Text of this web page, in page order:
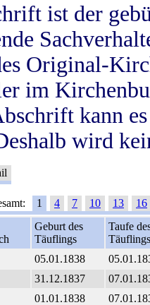
ist der
Original-
im
kann
wird
1 4 7 10 13
16
Geburt des
Täuflings
Taufe
Täuflings
05.01.1838
31.12.1837
01.01.1838